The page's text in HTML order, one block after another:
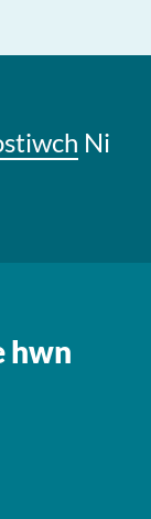
Ni
hwn